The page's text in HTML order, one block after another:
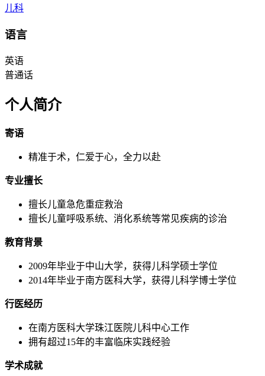
儿科
语言
英语
普通话
个人简介
寄语
精准于术，仁爱于心，全力以赴
专业擅长
擅长儿童急危重症救治
擅长儿童呼吸系统、消化系统等常见疾病的诊治
教育背景
2009年毕业于中山大学，获得儿科学硕士学位
2014年毕业于南方医科大学，获得儿科学博士学位
行医经历
在南方医科大学珠江医院儿科中心工作
拥有超过15年的丰富临床实践经验
学术成就